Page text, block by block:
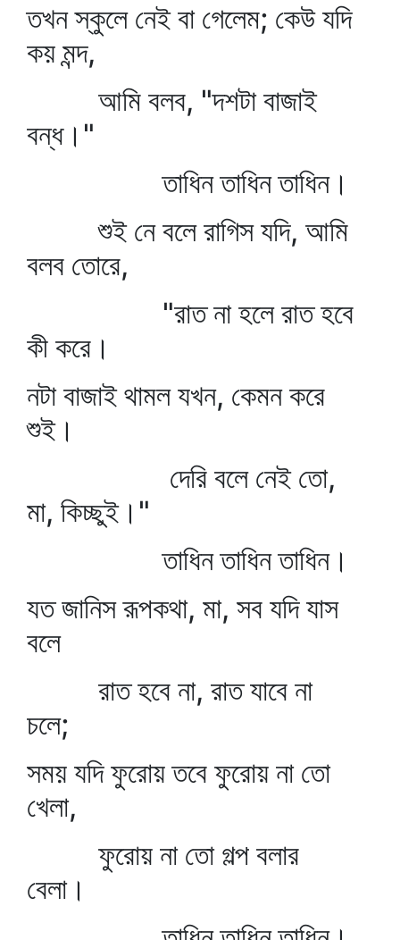
তখন স্কুলে নেই বা গেলেম; কেউ যদি
কয় মন্দ,
আমি বলব, "দশটা বাজাই
বন্ধ।"
তাধিন তাধিন তাধিন।
শুই নে বলে রাগিস যদি, আমি
বলব তোরে,
"রাত না হলে রাত হবে
কী করে।
নটা বাজাই থামল যখন, কেমন করে
শুই।
দেরি বলে নেই তো,
মা, কিচ্ছুই।"
তাধিন তাধিন তাধিন।
যত জানিস রূপকথা, মা, সব যদি যাস
বলে
রাত হবে না, রাত যাবে না
চলে;
সময় যদি ফুরোয় তবে ফুরোয় না তো
খেলা,
ফুরোয় না তো গল্প বলার
বেলা।